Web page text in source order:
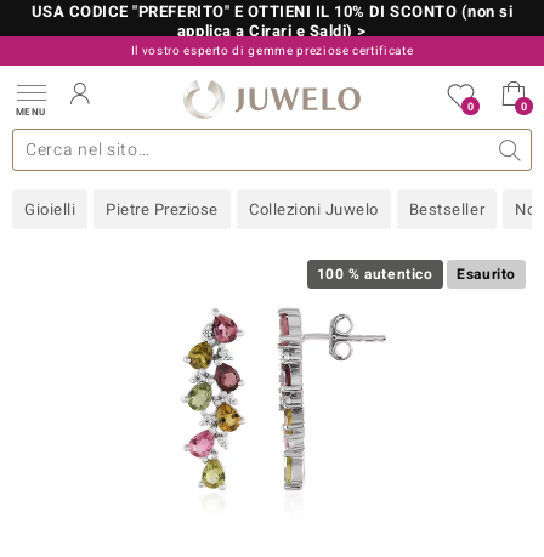
USA CODICE "PREFERITO" E OTTIENI IL 10% DI SCONTO (non si
applica a Cirari e Saldi) >
Il vostro esperto di gemme preziose certificate
800 986 787
MENU 0 0
Gioielli Pietre Preziose Collezioni Juwelo Bestseller
gioielli Design Metallo prezioso Misure anelli
più importanti Pietre preziose per colore Pietre preziose
Informazioni generali Approfondimenti Consigli
Acquistare in diretta Juwelo
100 % autentico Esaurito